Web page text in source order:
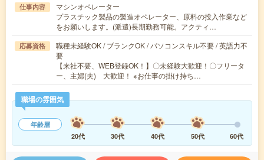
仕事内容
マシンオペレーター
プラスチック製品の製造オペレーター、原料の投入作業など
をお願いします。(派遣)長期勤務可能。アクティ…
応募資格
職種未経験OK / ブランクOK / パソコンスキル不要 / 英語力不
要
【来社不要、WEB登録OK！】〇未経験大歓迎！〇フリータ
ー、主婦(夫) 大歓迎！ ※お仕事の掛け持ち…
職場の雰囲気
年齢層
20代
30代 40代 50代 60代